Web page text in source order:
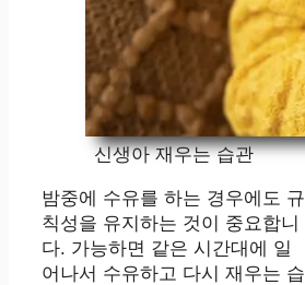
신생아 재우는 습관
밤중에 수유를 하는 경우에도 규
칙성을 유지하는 것이 중요합니
다. 가능하면 같은 시간대에 일
어나서 수유하고 다시 재우는 습